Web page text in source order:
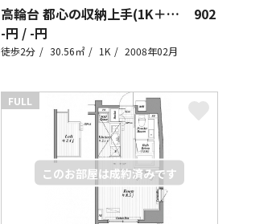
高輪台 都心の収納上手(1K＋ロフト)
902
-円 / -円
徒歩2分 30.56㎡ 1K 2008年02月
FULL